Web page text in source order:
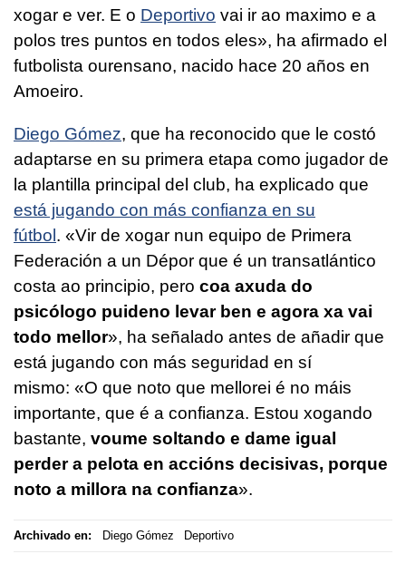
xogar e ver. E o Deportivo vai ir ao maximo e a
polos tres puntos en todos eles», ha afirmado el
futbolista ourensano, nacido hace 20 años en
Amoeiro.
Diego Gómez, que ha reconocido que le costó
adaptarse en su primera etapa como jugador de
la plantilla principal del club, ha explicado que
está jugando con más confianza en su
fútbol. «Vir de xogar nun equipo de Primera
Federación a un Dépor que é un transatlántico
costa ao principio, pero coa axuda do
psicólogo puideno levar ben e agora xa vai
todo mellor», ha señalado antes de añadir que
está jugando con más seguridad en sí
mismo: «O que noto que mellorei é no máis
importante, que é a confianza. Estou xogando
bastante, voume soltando e dame igual
perder a pelota en accións decisivas, porque
noto a millora na confianza».
Archivado en: Diego Gómez Deportivo